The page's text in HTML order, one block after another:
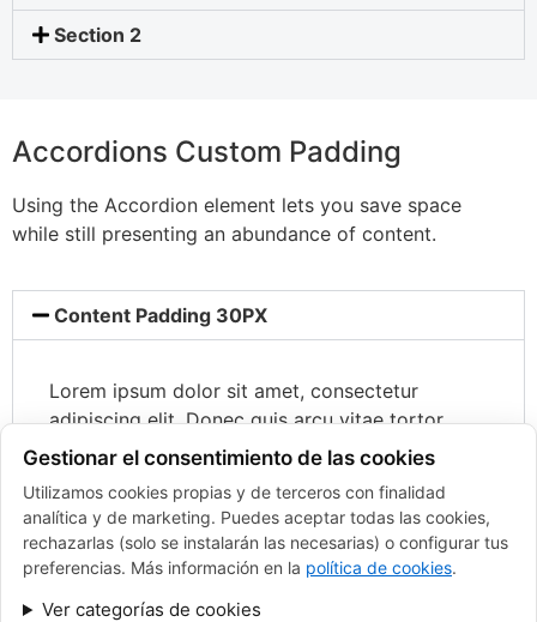
Section 2
Accordions Custom Padding
Using the Accordion element lets you save space
while still presenting an abundance of content.
Content Padding 30PX
Lorem ipsum dolor sit amet, consectetur
adipiscing elit. Donec quis arcu vitae tortor
feugiat ultricies a vehicula erat. Morbi
elementum mi, fringilla sagittis mauris placerat
id. Fusce aliquet lectus vitae velit convallis
vestibulum maecena.
Gestionar el consentimiento de las cookies
Utilizamos cookies propias y de terceros con finalidad
analítica y de marketing. Puedes aceptar todas las cookies,
rechazarlas (solo se instalarán las necesarias) o configurar tus
preferencias. Más información en la política de cookies.
Ver categorías de cookies